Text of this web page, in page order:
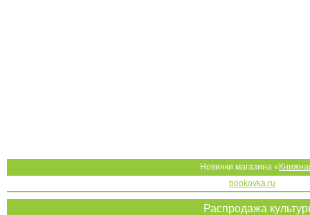
Новинки магазина «
bookovka.ru
Распродажа